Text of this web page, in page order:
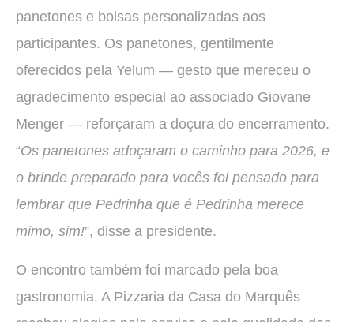
panetones e bolsas personalizadas aos
participantes. Os panetones, gentilmente
oferecidos pela Yelum — gesto que mereceu o
agradecimento especial ao associado Giovane
Menger — reforçaram a doçura do encerramento.
“Os panetones adoçaram o caminho para 2026, e
o brinde preparado para vocês foi pensado para
lembrar que Pedrinha que é Pedrinha merece
mimo, sim!”, disse a presidente.
O encontro também foi marcado pela boa
gastronomia. A Pizzaria da Casa do Marquês